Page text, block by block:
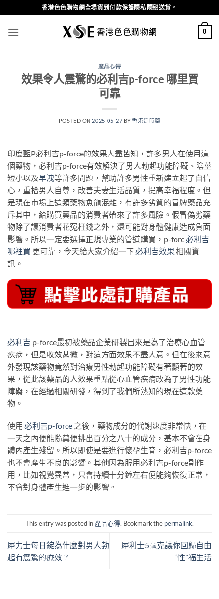
to
content
香港色色購物網全場貨到付款保護隱私隱秘送貨。
0
產品心得
效果令人震驚的必利吉p-force 哪里買
可靠
POSTED ON 2025-05-27 BY香港延時藥
印度藍P必利吉p-force的效果人盡皆知，許多男人在使用這
個藥物，必利吉p-force有效解決了男人勃起功能障礙、陰莖
短小以及早洩等許多問題，幫助許多男性重新建立起了自信
心，重拾男人自尊，改善夫妻生活品質，提高幸福程度。但
是現在市場上這類藥物魚龍混雜，有許多劣質的冒牌藥品充
斥其中，給購買藥品的消費者帶來了許多風險。假冒偽劣藥
物除了讓消費者花冤枉錢之外，還可能對身體健康造成負面
影響。所以一定要選擇正規專業的管道購買，p-forc必利吉
哪裡買 更可靠，今天給大家介紹一下必利吉效果 相關資
訊。
必利吉 p-force最初被藥品企業研製出來是為了治療心血管
疾病，但是收效甚微，對這方面效果不盡人意。但在後來意
外發現該藥物竟然對治療男性勃起功能障礙有著顯著的效
果，從此該藥品的人效果重點從心血管疾病改為了男性功能
障礙，在經過相關研發，得到了我們所熟知的現在這款藥
物。
使用 必利吉p-force 之後，藥物成分的代謝速度非常快，在
一天之內便能隨糞便排出百分之八十的成分，基本不會在身
體內產生殘留。所以即使是要進行懷孕生育，必利吉p-force
也不會產生不良的影響。其他因為服用必利吉p-force副作
用，比如視覺異常，只會持續十分鐘左右便能夠恢復正常，
不會對身體產生進一步的影響。
This entry was posted in 產品心得. Bookmark the permalink.
犀力士每日錠為什麼對男人勃
起有震驚的療效？
犀利士5毫克讓你回歸自由
“性”福生活